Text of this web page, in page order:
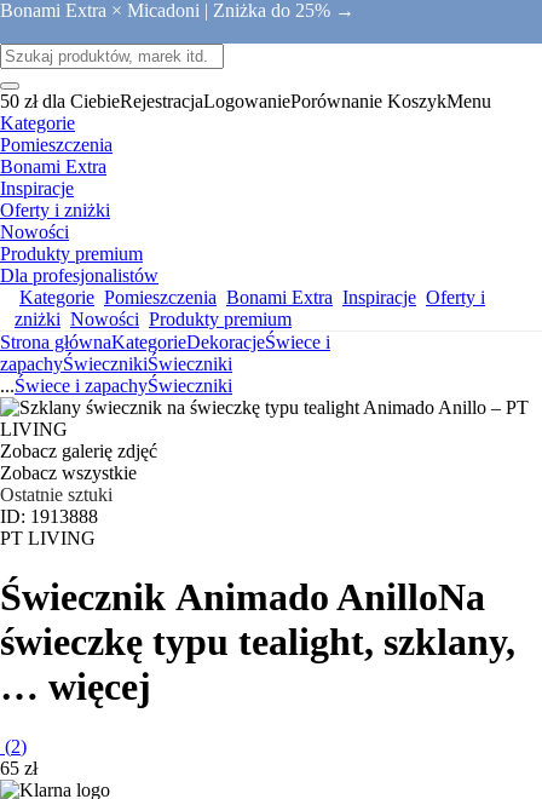
Bonami Extra × Micadoni | Zniżka do 25% →
50 zł dla CiebieRejestracjaLogowaniePorównanie KoszykMenu
Kategorie
Pomieszczenia
Bonami Extra
Inspiracje
Oferty i zniżki
Nowości
Produkty premium
Dla profesjonalistów
Kategorie Pomieszczenia Bonami Extra Inspiracje Oferty i
zniżki Nowości Produkty premium
Strona głównaKategorieDekoracjeŚwiece i
zapachyŚwiecznikiŚwieczniki
...Świece i zapachyŚwieczniki
Zobacz galerię zdjęć
Zobacz wszystkie
Ostatnie sztuki
ID: 1913888
PT LIVING
Świecznik Animado AnilloNa
świeczkę typu tealight, szklany,
… więcej
(2)
65 zł